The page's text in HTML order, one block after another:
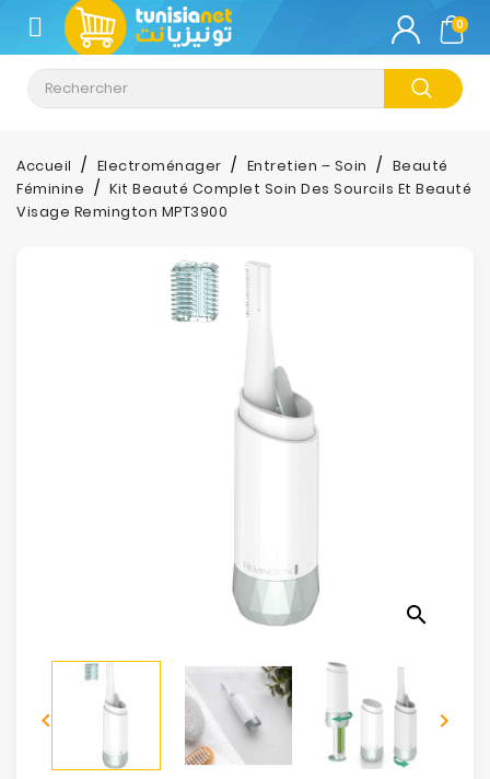
CATÉGORIE
Climatisation
Informatique
Téléphonie
Sécurité
Mobilités
Loisirs
0
Accueil Electroménager Entretien – Soin
Beauté
Féminine
Kit Beauté Complet Soin Des Sourcils Et Beauté
Visage Remington MPT3900
search
 